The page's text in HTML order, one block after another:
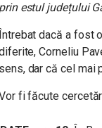
prin estul județului
Întrebat dacă a fost
Corneliu
sens, dar că cel mai
fi făcute